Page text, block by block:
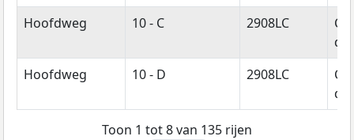
Hoofdweg
10 - C 2908LC
Hoofdweg
10 - D 2908LC
Toon 1 tot 8 van 135 rijen